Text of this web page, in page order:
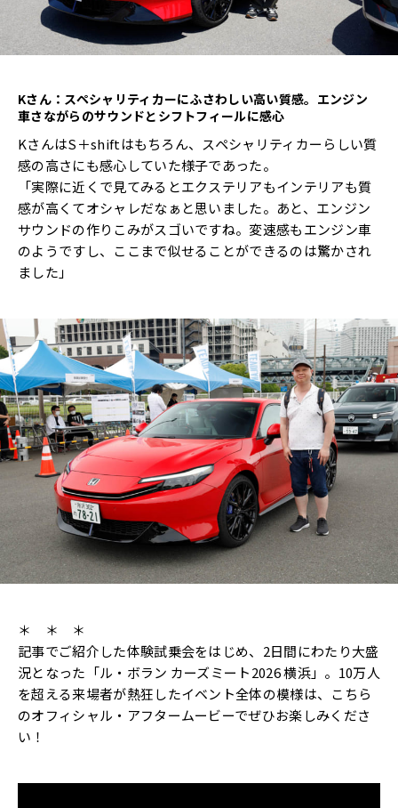
Kさん：スペシャリティカーにふさわしい高い質感。エンジン
車さながらのサウンドとシフトフィールに感心
KさんはS＋shiftはもちろん、スペシャリティカーらしい質
感の高さにも感心していた様子であった。
「実際に近くで見てみるとエクステリアもインテリアも質
感が高くてオシャレだなぁと思いました。あと、エンジン
サウンドの作りこみがスゴいですね。変速感もエンジン車
のようですし、ここまで似せることができるのは驚かされ
ました」
＊ ＊ ＊
記事でご紹介した体験試乗会をはじめ、2日間にわたり大盛
況となった「ル・ボラン カーズミート2026 横浜」。10万人
を超える来場者が熱狂したイベント全体の模様は、こちら
のオフィシャル・アフタームービーでぜひお楽しみくださ
い！